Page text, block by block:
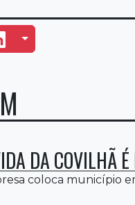
Mais Opções
DA COVILHÃ
coloca município